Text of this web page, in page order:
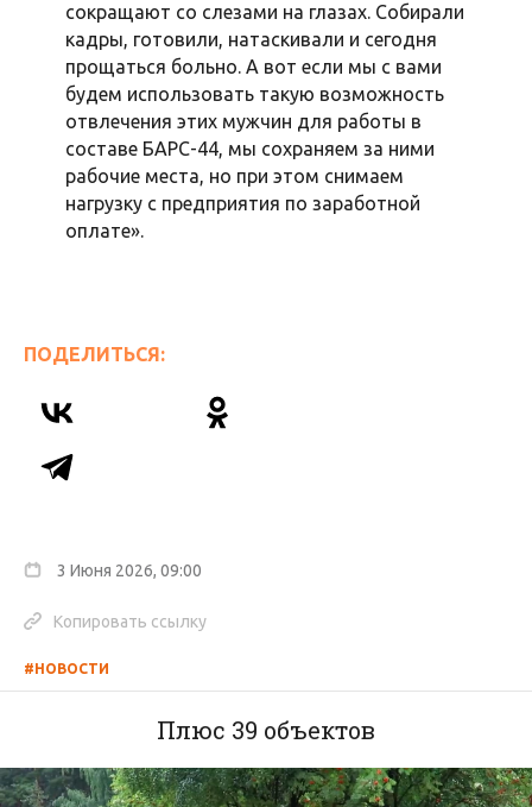
сокращают со слезами на глазах. Собирали
кадры, готовили, натаскивали и сегодня
прощаться больно. А вот если мы с вами
будем использовать такую возможность
отвлечения этих мужчин для работы в
составе БАРС-44, мы сохраняем за ними
рабочие места, но при этом снимаем
нагрузку с предприятия по заработной
оплате».
ПОДЕЛИТЬСЯ:
3 Июня 2026, 09:00
Копировать ссылку
#НОВОСТИ
Плюс 39 объектов